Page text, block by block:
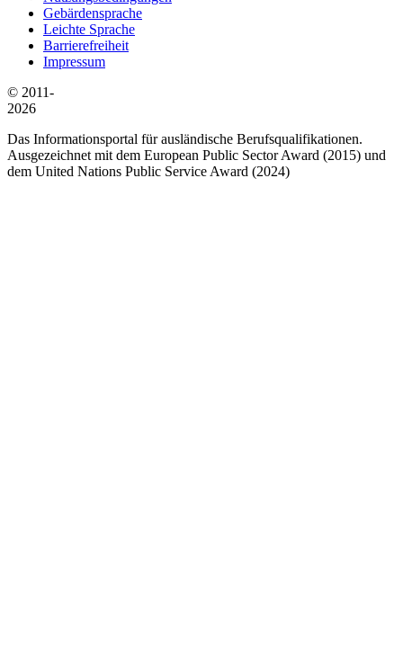
Gebärdensprache
Leichte Sprache
Barrierefreiheit
Impressum
© 2011-
2026
Das Informationsportal für ausländische Berufsqualifikationen.
Ausgezeichnet mit dem European Public Sector Award (2015) und
dem United Nations Public Service Award (2024)